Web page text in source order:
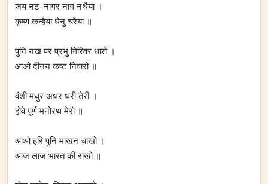
जय नट-नागर नाग नथैया ।
कृष्ण कन्हैया धेनु चरैया ॥
पुनि नख पर प्रभु गिरिवर धारो ।
आओ दीनन कष्ट निवारो ॥
वंशी मधुर अधर धरी तेरी ।
होवे पूर्ण मनोरथ मेरो ॥
आओ हरि पुनि माखन चाखो ।
आज लाज भारत की राखो ॥